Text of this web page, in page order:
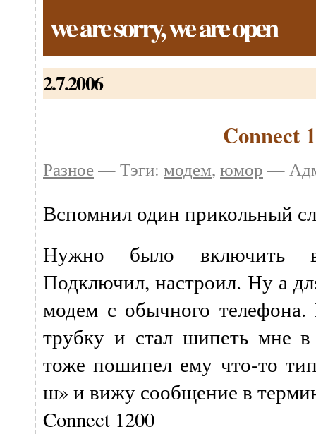
we are sorry, we are open
2.7.2006
Connect
Разное— Тэги: модем, юмор —
Вспомнил один прикольный
Нужно было включить в
Подключил, настроил. Ну а
модем с обычного
трубку и стал шипеть мне
тоже пошипел ему что-то
ш» и вижу сообщение в
Connect 1200